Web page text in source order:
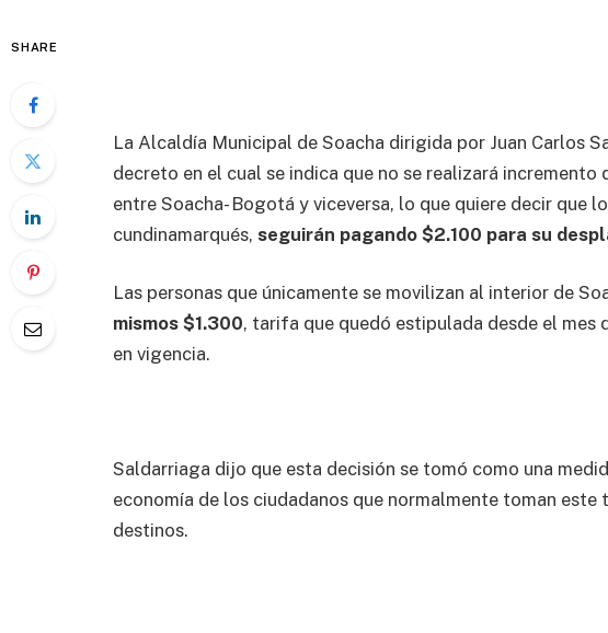
SHARE
La Alcaldía Municipal de Soacha dirigida por Juan Carlos
decreto en el cual se indica que no se realizará incremento
entre Soacha- Bogotá y viceversa, lo que quiere decir que
cundinamarqués, seguirán pagando $2.100 para su
Las personas que únicamente se movilizan al interior de
mismos $1.300, tarifa que quedó estipulada desde el mes
en vigencia.
Saldarriaga dijo que esta decisión se tomó como una
economía de los ciudadanos que normalmente toman
destinos.